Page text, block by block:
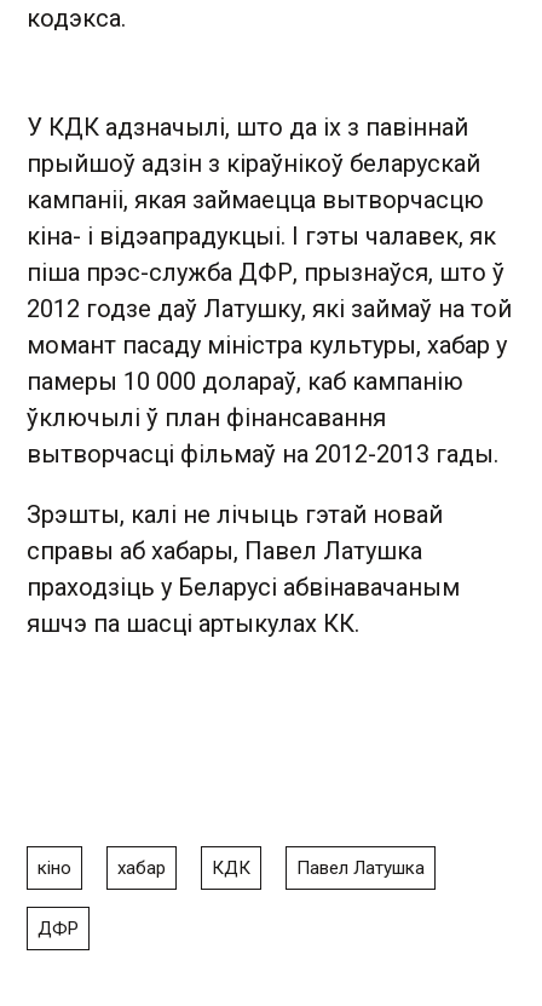
кодэкса.
У КДК адзначылі, што да іх з павіннай
прыйшоў адзін з кіраўнікоў беларускай
кампаніі, якая займаецца вытворчасцю
кіна- і відэапрадукцыі. І гэты чалавек, як
піша прэс-служба ДФР, прызнаўся, што ў
2012 годзе даў Латушку, які займаў на той
момант пасаду міністра культуры, хабар у
памеры 10 000 долараў, каб кампанію
ўключылі ў план фінансавання
вытворчасці фільмаў на 2012-2013 гады.
Зрэшты, калі не лічыць гэтай новай
справы аб хабары, Павел Латушка
праходзіць у Беларусі абвінавачаным
яшчэ па шасці артыкулах КК.
кіно хабар КДК Павел Латушка
ДФР